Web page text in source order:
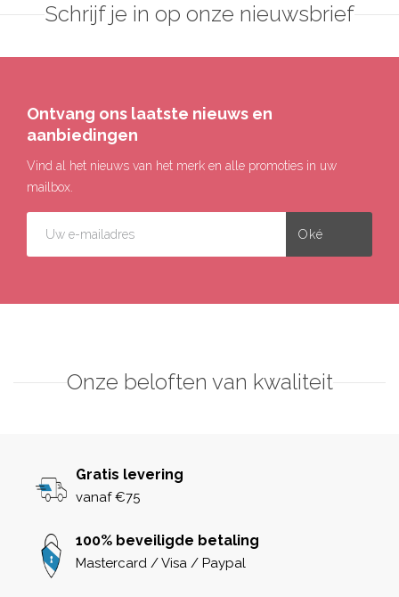
Schrijf je in op onze nieuwsbrief
Ontvang ons laatste nieuws en
aanbiedingen
Vind al het nieuws van het merk en alle promoties in uw
mailbox.
Onze beloften van kwaliteit
Gratis levering
vanaf €75
100% beveiligde betaling
Mastercard / Visa / Paypal